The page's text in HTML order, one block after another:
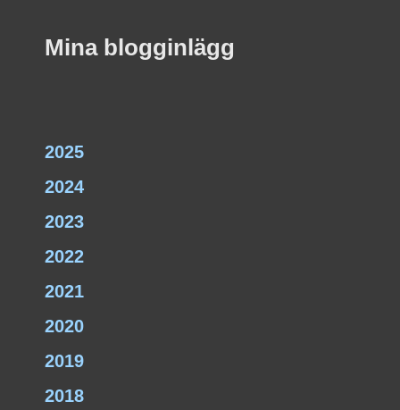
Mina blogginlägg
2025
2024
2023
2022
2021
2020
2019
2018